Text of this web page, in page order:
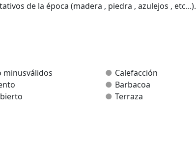
de la época (madera , piedra , azulejos , etc...).
minusválidos
Calefacción
Barbacoa
Terraza